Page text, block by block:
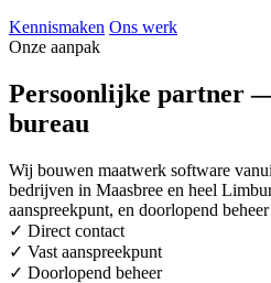
Kennismaken Ons werk
Onze aanpak
Persoonlijke partner
bureau
Wij bouwen maatwerk software
bedrijven in Maasbree en heel
aanspreekpunt, en doorlopend
✓ Direct contact
✓ Vast aanspreekpunt
✓ Doorlopend beheer